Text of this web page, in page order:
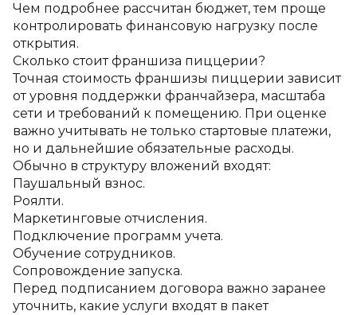
Чем подробнее рассчитан бюджет, тем проще
контролировать финансовую нагрузку после
открытия.
Сколько стоит франшиза пиццерии?
Точная стоимость франшизы пиццерии зависит
от уровня поддержки франчайзера, масштаба
сети и требований к помещению. При оценке
важно учитывать не только стартовые платежи,
но и дальнейшие обязательные расходы.
Обычно в структуру вложений входят:
Паушальный взнос.
Роялти.
Маркетинговые отчисления.
Подключение программ учета.
Обучение сотрудников.
Сопровождение запуска.
Перед подписанием договора важно заранее
уточнить, какие услуги входят в пакет